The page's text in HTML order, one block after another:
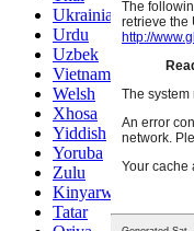
Ukrainian
Urdu
Uzbek
Vietnamese
Welsh
Xhosa
Yiddish
Yoruba
Zulu
Kinyarwanda
Tatar